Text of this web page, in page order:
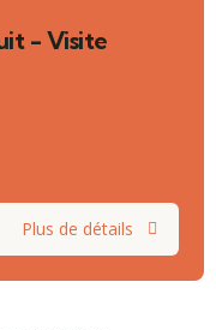
- Visite
Plus de détails